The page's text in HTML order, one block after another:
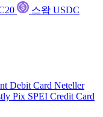
스왑 USDC
Debit Card Neteller
Pix SPEI Credit Card